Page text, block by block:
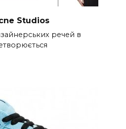
Studios
речей в